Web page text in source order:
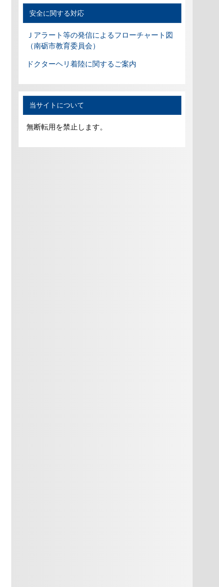
安全に関する対応
Ｊアラート等の発信によるフローチャート図
（南砺市教育委員会）
ドクターヘリ着陸に関するご案内
当サイトについて
無断転用を禁止します。